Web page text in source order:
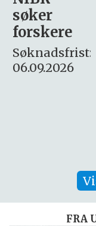
Søknadsfrist:
15.09.2026
FRA